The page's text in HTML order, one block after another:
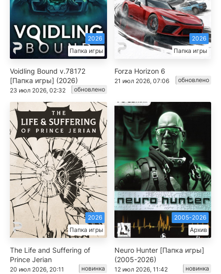
Папка игры
2026
Voidling Bound v.78172
[Папка игры] (2026)
23 июл 2026, 02:32 обновлено
Папка игры
2026
Forza Horizon 6
21 июл 2026, 07:06 обновлено
Папка игры
2026
The Life and Suffering of
Prince Jerian
20 июл 2026, 20:11 новинка
Архив
2005-2026
Neuro Hunter [Папка игры]
(2005-2026)
12 июл 2026, 11:42 новинка